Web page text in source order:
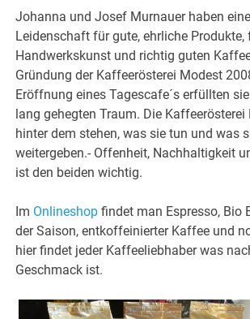
Johanna und Josef Murnauer haben
Leidenschaft für gute, ehrliche Produkte,
Handwerkskunst und richtig guten
Gründung der Kaffeerösterei Modest
Eröffnung eines Tagescafe´s erfüllten
lang gehegten Traum. Die
hinter dem stehen, was sie tun und was
weitergeben.- Offenheit, Nachhaltigkeit
ist den beiden wichtig.
Im Onlineshop findet man Espresso, Bio
der Saison, entkoffeinierter Kaffee und
hier findet jeder Kaffeeliebhaber was
Geschmack ist.